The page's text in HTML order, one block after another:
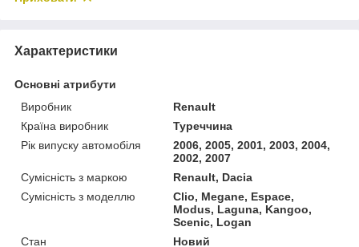
Характеристики
Основні атрибути
Виробник
Renault
Країна виробник
Туреччина
Рік випуску автомобіля
2006, 2005, 2001, 2003, 2004,
2002, 2007
Сумісність з маркою
Renault, Dacia
Сумісність з моделлю
Clio, Megane, Espace,
Modus, Laguna, Kangoo,
Scenic, Logan
Стан
Новий